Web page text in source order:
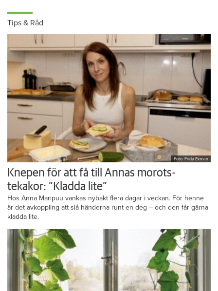
Tips & Råd
Foto: Frida Ekman
Knepen för att få till Annas morots-
tekakor: ”Kladda lite”
Hos Anna Maripuu vankas nybakt flera dagar i veckan. För henne
är det avkoppling att slå händerna runt en deg – och den får gärna
kladda lite.